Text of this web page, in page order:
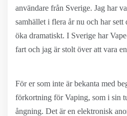
användare från Sverige. Jag har
samhället i flera år nu och har
öka dramatiskt. I Sverige har
fart och jag är stolt över att vara
För er som inte är bekanta med
förkortning för Vaping, som i sin
ångning. Det är en elektronisk